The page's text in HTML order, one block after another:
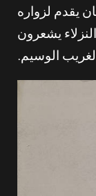
يقدم لزواره
يشعرون
الوسيم.